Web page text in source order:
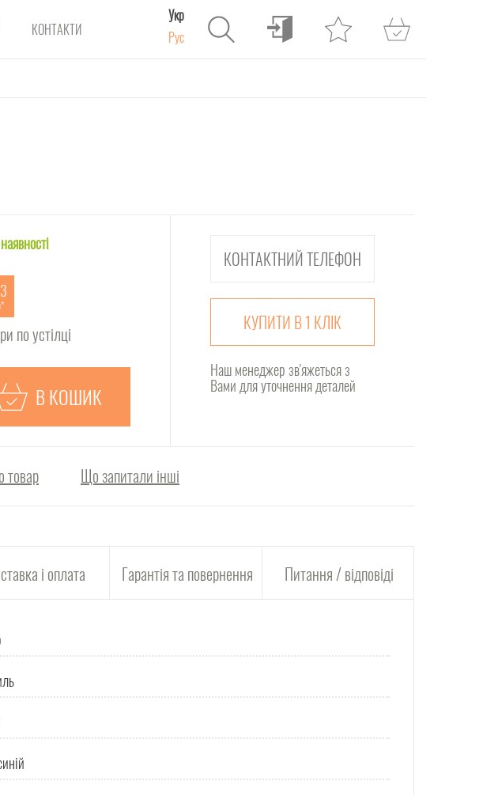
КОНТАКТИ
Укр
Рус
по устілці
В КОШИК
КУПИТИ В 1 КЛІК
Наш менеджер зв'яжеться з
Вами для уточнення деталей
товар Що запитали інші
і оплата Гарантія та повернення Питання / відповіді